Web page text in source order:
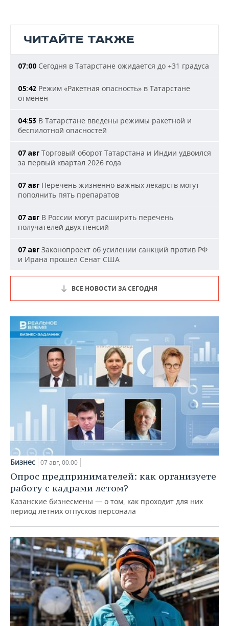
ЧИТАЙТЕ ТАКЖЕ
07:00 Сегодня в Татарстане ожидается до +31 градуса
05:42 Режим «Ракетная опасность» в Татарстане
отменен
04:53 В Татарстане введены режимы ракетной и
беспилотной опасностей
07 авг Торговый оборот Татарстана и Индии удвоился
за первый квартал 2026 года
07 авг Перечень жизненно важных лекарств могут
пополнить пять препаратов
07 авг В России могут расширить перечень
получателей двух пенсий
07 авг Законопроект об усилении санкций против РФ
и Ирана прошел Сенат США
ВСЕ НОВОСТИ ЗА СЕГОДНЯ
Бизнес 07 авг, 00:00
Опрос предпринимателей: как организуете
работу с кадрами летом?
Казанские бизнесмены — о том, как проходит для них
период летних отпусков персонала